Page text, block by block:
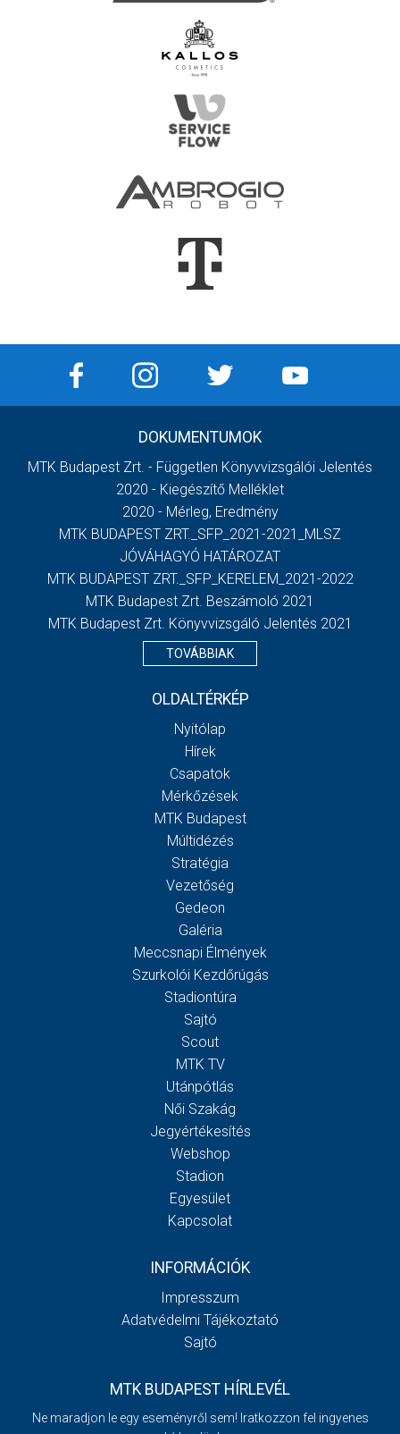
DOKUMENTUMOK
MTK Budapest Zrt. - Független Könyvvizsgálói Jelentés
2020 - Kiegészítő Melléklet
2020 - Mérleg, Eredmény
MTK BUDAPEST ZRT._SFP_2021-2021_MLSZ
JÓVÁHAGYÓ HATÁROZAT
MTK BUDAPEST ZRT._SFP_KERELEM_2021-2022
MTK Budapest Zrt. Beszámoló 2021
MTK Budapest Zrt. Könyvvizsgáló Jelentés 2021
TOVÁBBIAK
OLDALTÉRKÉP
Nyitólap
Hírek
Csapatok
Mérkőzések
MTK Budapest
Múltidézés
Stratégia
Vezetőség
Gedeon
Galéria
Meccsnapi Élmények
Szurkolói Kezdőrúgás
Stadiontúra
Sajtó
Scout
MTK TV
Utánpótlás
Női Szakág
Jegyértékesítés
Webshop
Stadion
Egyesület
Kapcsolat
INFORMÁCIÓK
Impresszum
Adatvédelmi Tájékoztató
Sajtó
MTK BUDAPEST HÍRLEVÉL
Ne maradjon le egy eseményről sem! Iratkozzon fel ingyenes